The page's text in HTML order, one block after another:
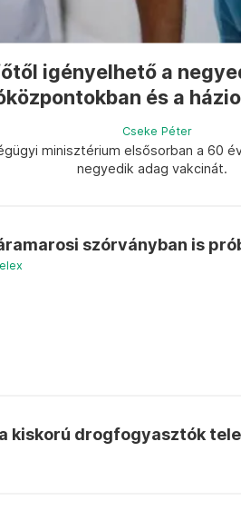
igényelhető a
és a
Cseke Péter
minisztérium elsősorban a 60
negyedik adag vakcinát.
szórványban is
kiskorú drogfogyasztók